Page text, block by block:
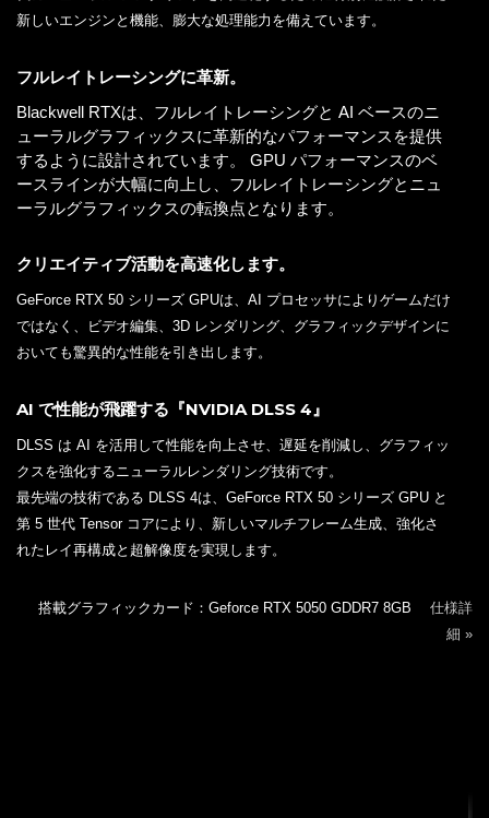
新しいエンジンと機能、膨大な処理能力を備えています。
フルレイトレーシングに革新。
Blackwell RTXは、フルレイトレーシングと AI ベースのニ
ューラルグラフィックスに革新的なパフォーマンスを提供
するように設計されています。 GPU パフォーマンスのベ
ースラインが大幅に向上し、フルレイトレーシングとニュ
ーラルグラフィックスの転換点となります。
クリエイティブ活動を高速化します。
GeForce RTX 50 シリーズ GPUは、AI プロセッサによりゲームだけ
ではなく、ビデオ編集、3D レンダリング、グラフィックデザインに
おいても驚異的な性能を引き出します。
AI で性能が飛躍する『NVIDIA DLSS 4』
DLSS は AI を活用して性能を向上させ、遅延を削減し、グラフィッ
クスを強化するニューラルレンダリング技術です。
最先端の技術である DLSS 4は、GeForce RTX 50 シリーズ GPU と
第 5 世代 Tensor コアにより、新しいマルチフレーム生成、強化さ
れたレイ再構成と超解像度を実現します。
搭載グラフィックカード：Geforce RTX 5050 GDDR7 8GB 仕様詳
細 »